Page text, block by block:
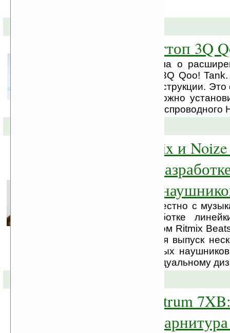
Модульный неттоп 3Q
Компания 3Q объявила о
ряда серии неттопов 3Q Qoo!
неттоп модульной конструкции.
процессорный блок можно
или трансмиттер из беспроводного
Компания Ritmix и
приступили к
эксклюзивных
Компания Ritmix совместно с
приступили к разработке
наушников под брендом Ritmix
2011 году планируется выпуск
мониторных и вставных
выполнены по индивидуальному
SteelSeries Spectrum 7XB:
беспроводная